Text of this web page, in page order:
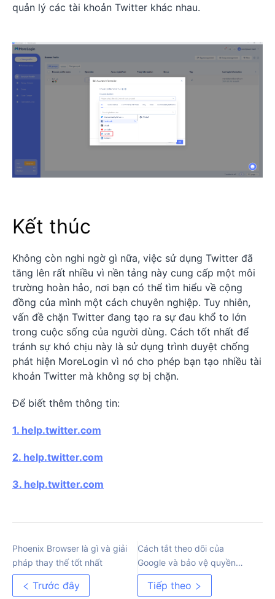
quản lý các tài khoản Twitter khác nhau.
Kết thúc
Không còn nghi ngờ gì nữa, việc sử dụng Twitter đã
tăng lên rất nhiều vì nền tảng này cung cấp một môi
trường hoàn hảo, nơi bạn có thể tìm hiểu về cộng
đồng của mình một cách chuyên nghiệp. Tuy nhiên,
vấn đề chặn Twitter đang tạo ra sự đau khổ to lớn
trong cuộc sống của người dùng. Cách tốt nhất để
tránh sự khó chịu này là sử dụng trình duyệt chống
phát hiện MoreLogin vì nó cho phép bạn tạo nhiều tài
khoản Twitter mà không sợ bị chặn.
Để biết thêm thông tin:
1. help.twitter.com
2. help.twitter.com
3. help.twitter.com
Phoenix Browser là gì và giải
pháp thay thế tốt nhất
Trước đây
Cách tắt theo dõi của
Google và bảo vệ quyền
riêng tư của bạn
Tiếp theo